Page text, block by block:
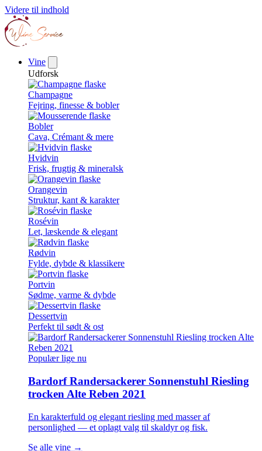
Videre til indhold
Vine
Udforsk
Champagne
Fejring, finesse & bobler
Bobler
Cava, Crémant & mere
Hvidvin
Frisk, frugtig & mineralsk
Orangevin
Struktur, kant & karakter
Rosévin
Let, læskende & elegant
Rødvin
Fylde, dybde & klassikere
Portvin
Sødme, varme & dybde
Dessertvin
Perfekt til sødt & ost
Populær lige nu
Bardorf Randersackerer Sonnenstuhl Riesling
trocken Alte Reben 2021
En karakterfuld og elegant riesling med masser af
personlighed — et oplagt valg til skaldyr og fisk.
Se alle vine →